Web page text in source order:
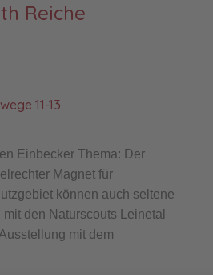
Reiche
11-13
Einbecker Thema: Der
Magnet für
können auch seltene
den Naturscouts Leinetal
mit dem